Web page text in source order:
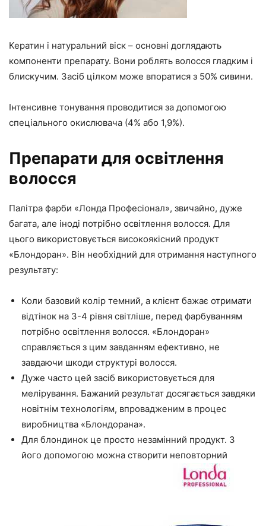
Кератин і натуральний віск – основні доглядають
компоненти препарату. Вони роблять волосся гладким і
блискучим. Засіб цілком може впоратися з 50% сивини.
Інтенсивне тонування проводитися за допомогою
спеціального окислювача (4% або 1,9%).
Препарати для освітлення
волосся
Палітра фарби «Лонда Професіонал», звичайно, дуже
багата, але іноді потрібно освітлення волосся. Для
цього використовується високоякісний продукт
«Блондоран». Він необхідний для отримання наступного
результату:
Коли базовий колір темний, а клієнт бажає отримати
відтінок на 3-4 рівня світліше, перед фарбуванням
потрібно освітлення волосся. «Блондоран»
справляється з цим завданням ефективно, не
завдаючи шкоди структурі волосся.
Дуже часто цей засіб використовується для
мелірування. Бажаний результат досягається завдяки
новітнім технологіям, впровадженим в процес
виробництва «Блондорана».
Для блондинок це просто незамінний продукт. З
його допомогою можна створити неповторний